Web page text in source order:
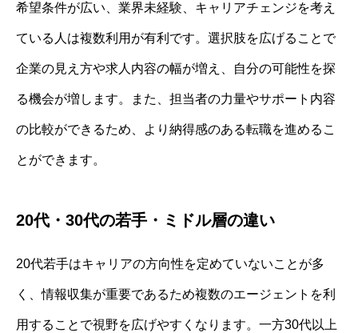
希望条件が広い、業界未経験、キャリアチェンジを考え
ている人は複数利用が有利です。選択肢を広げることで
企業の見え方や求人内容の幅が増え、自分の可能性を探
る機会が増します。また、担当者の力量やサポート内容
の比較ができるため、より納得感のある転職を進めるこ
とができます。
20代・30代の若手・ミドル層の違い
20代若手はキャリアの方向性を定めていないことが多
く、情報収集が重要であるため複数のエージェントを利
用することで視野を広げやすくなります。一方30代以上